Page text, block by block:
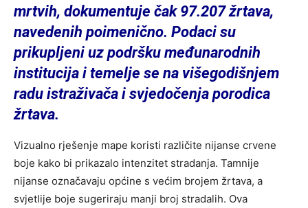
mrtvih, dokumentuje čak 97.207 žrtava,
navedenih poimenično. Podaci su
prikupljeni uz podršku međunarodnih
institucija i temelje se na višegodišnjem
radu istraživača i svjedočenja porodica
žrtava.
Vizualno rješenje mape koristi različite nijanse crvene
boje kako bi prikazalo intenzitet stradanja. Tamnije
nijanse označavaju općine s većim brojem žrtava, a
svjetlije boje sugeriraju manji broj stradalih. Ova